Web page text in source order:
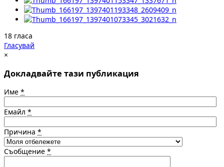
18 гласа
Гласувай
×
Докладвайте тази публикация
Име *
Емайл *
Причина *
Съобщение *